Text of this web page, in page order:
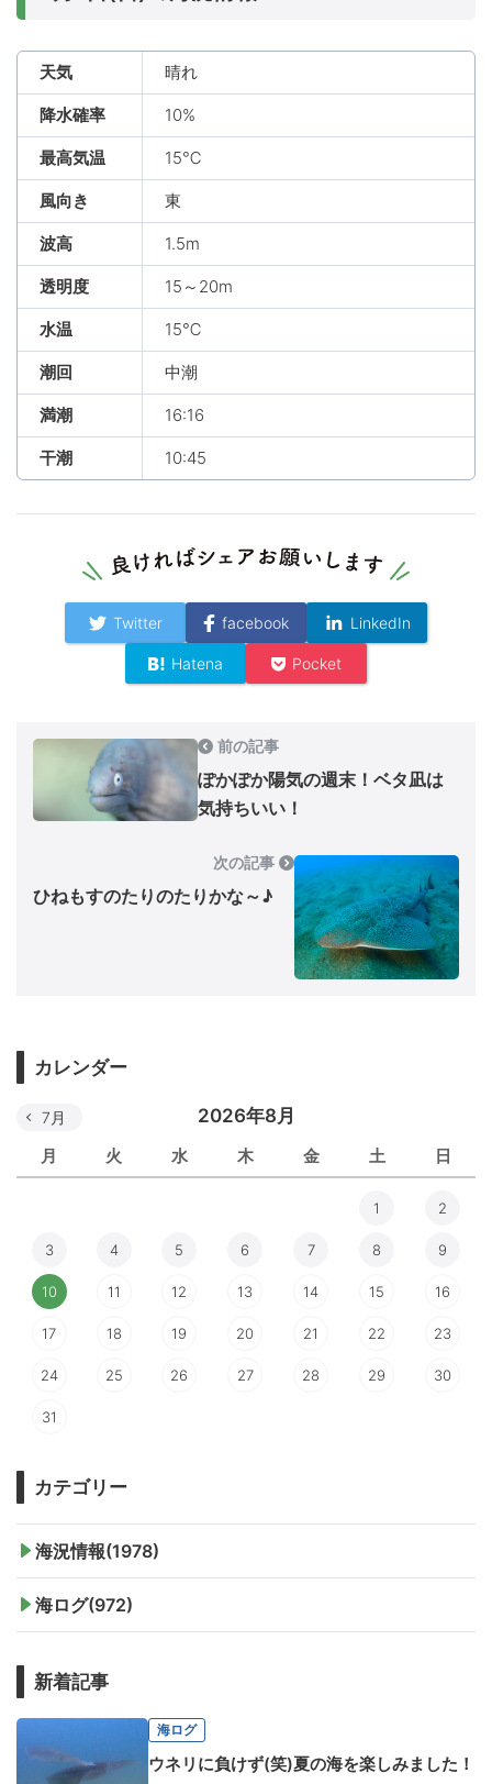
天気 晴れ
降水確率 10%
最高気温 15℃
風向き 東
波高 1.5m
透明度 15～20m
水温 15℃
潮回 中潮
満潮 16:16
干潮 10:45
Twitter facebook LinkedIn
Hatena Pocket
前の記事
ぽかぽか陽気の週末！ベタ凪は
気持ちいい！
次の記事
ひねもすのたりのたりかな～♪
カレンダー
2026年8月
月 火 水 木 金 土 日
7月
1 2
3 4 5 6 7 8 9
10 11 12 13 14 15 16
17 18 19 20 21 22 23
24 25 26 27 28 29 30
31
カテゴリー
海況情報(1978)
海ログ(972)
新着記事
海ログ
ウネリに負けず(笑)夏の海を楽しみました！